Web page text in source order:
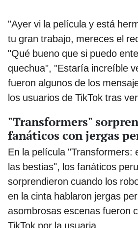
"Ayer vi la película y está
tu gran trabajo, mereces el
"Qué bueno que si puedo
quechua", "Estaría increíble
fueron algunos de los
los usuarios de TikTok tras
"Transformers"
fanáticos con jergas
En la película "Transformers:
las bestias", los fanáticos
sorprendieron cuando los
en la cinta hablaron jergas
asombrosas escenas fueron
TikTok por la usuaria